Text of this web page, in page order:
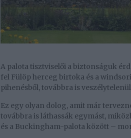
A palota tisztviselői a biztonságuk
fel Fülöp herceg birtoka és a
pihenésből, továbbra is
Ez egy olyan dolog, amit már
továbbra is láthassák egymást,
és a Buckingham-palota között –